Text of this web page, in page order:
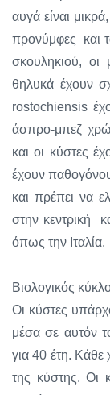
αυγά είναι
προνύμφες και
σκουληκιού, οι
θηλυκά έχουν
rostochiensis
άσπρο-μπεζ
και οι κύστες
έχουν
και πρέπει να
στην κεντρική
όπως την Ιταλία.
Βιολογικός
Οι κύστες
μέσα σε αυτόν
για 40 έτη. Κάθε
της κύστης. Οι